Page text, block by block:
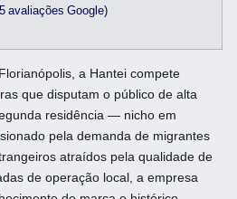
avaliações Google)
a Hantei compete
que disputam o público de alta
residência — nicho em
pela demanda de migrantes
atraídos pela qualidade de
de operação local, a empresa